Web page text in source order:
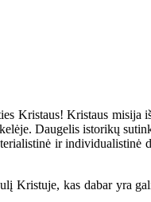
Kristaus! Kristaus misija
Daugelis istorikų
ir individualistinė
Kristuje, kas dabar yra